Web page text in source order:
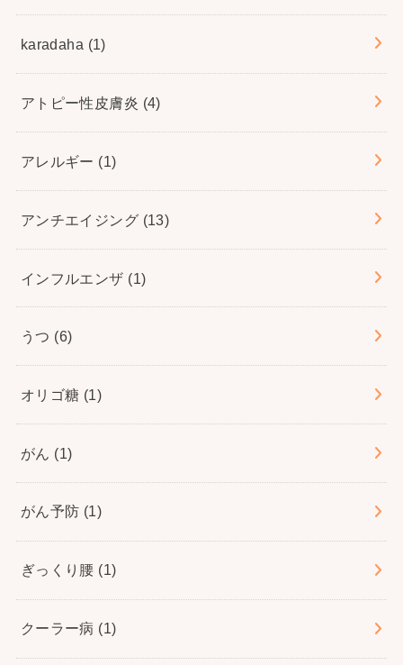
karadaha (1)
アトピー性皮膚炎 (4)
アレルギー (1)
アンチエイジング (13)
インフルエンザ (1)
うつ (6)
オリゴ糖 (1)
がん (1)
がん予防 (1)
ぎっくり腰 (1)
クーラー病 (1)